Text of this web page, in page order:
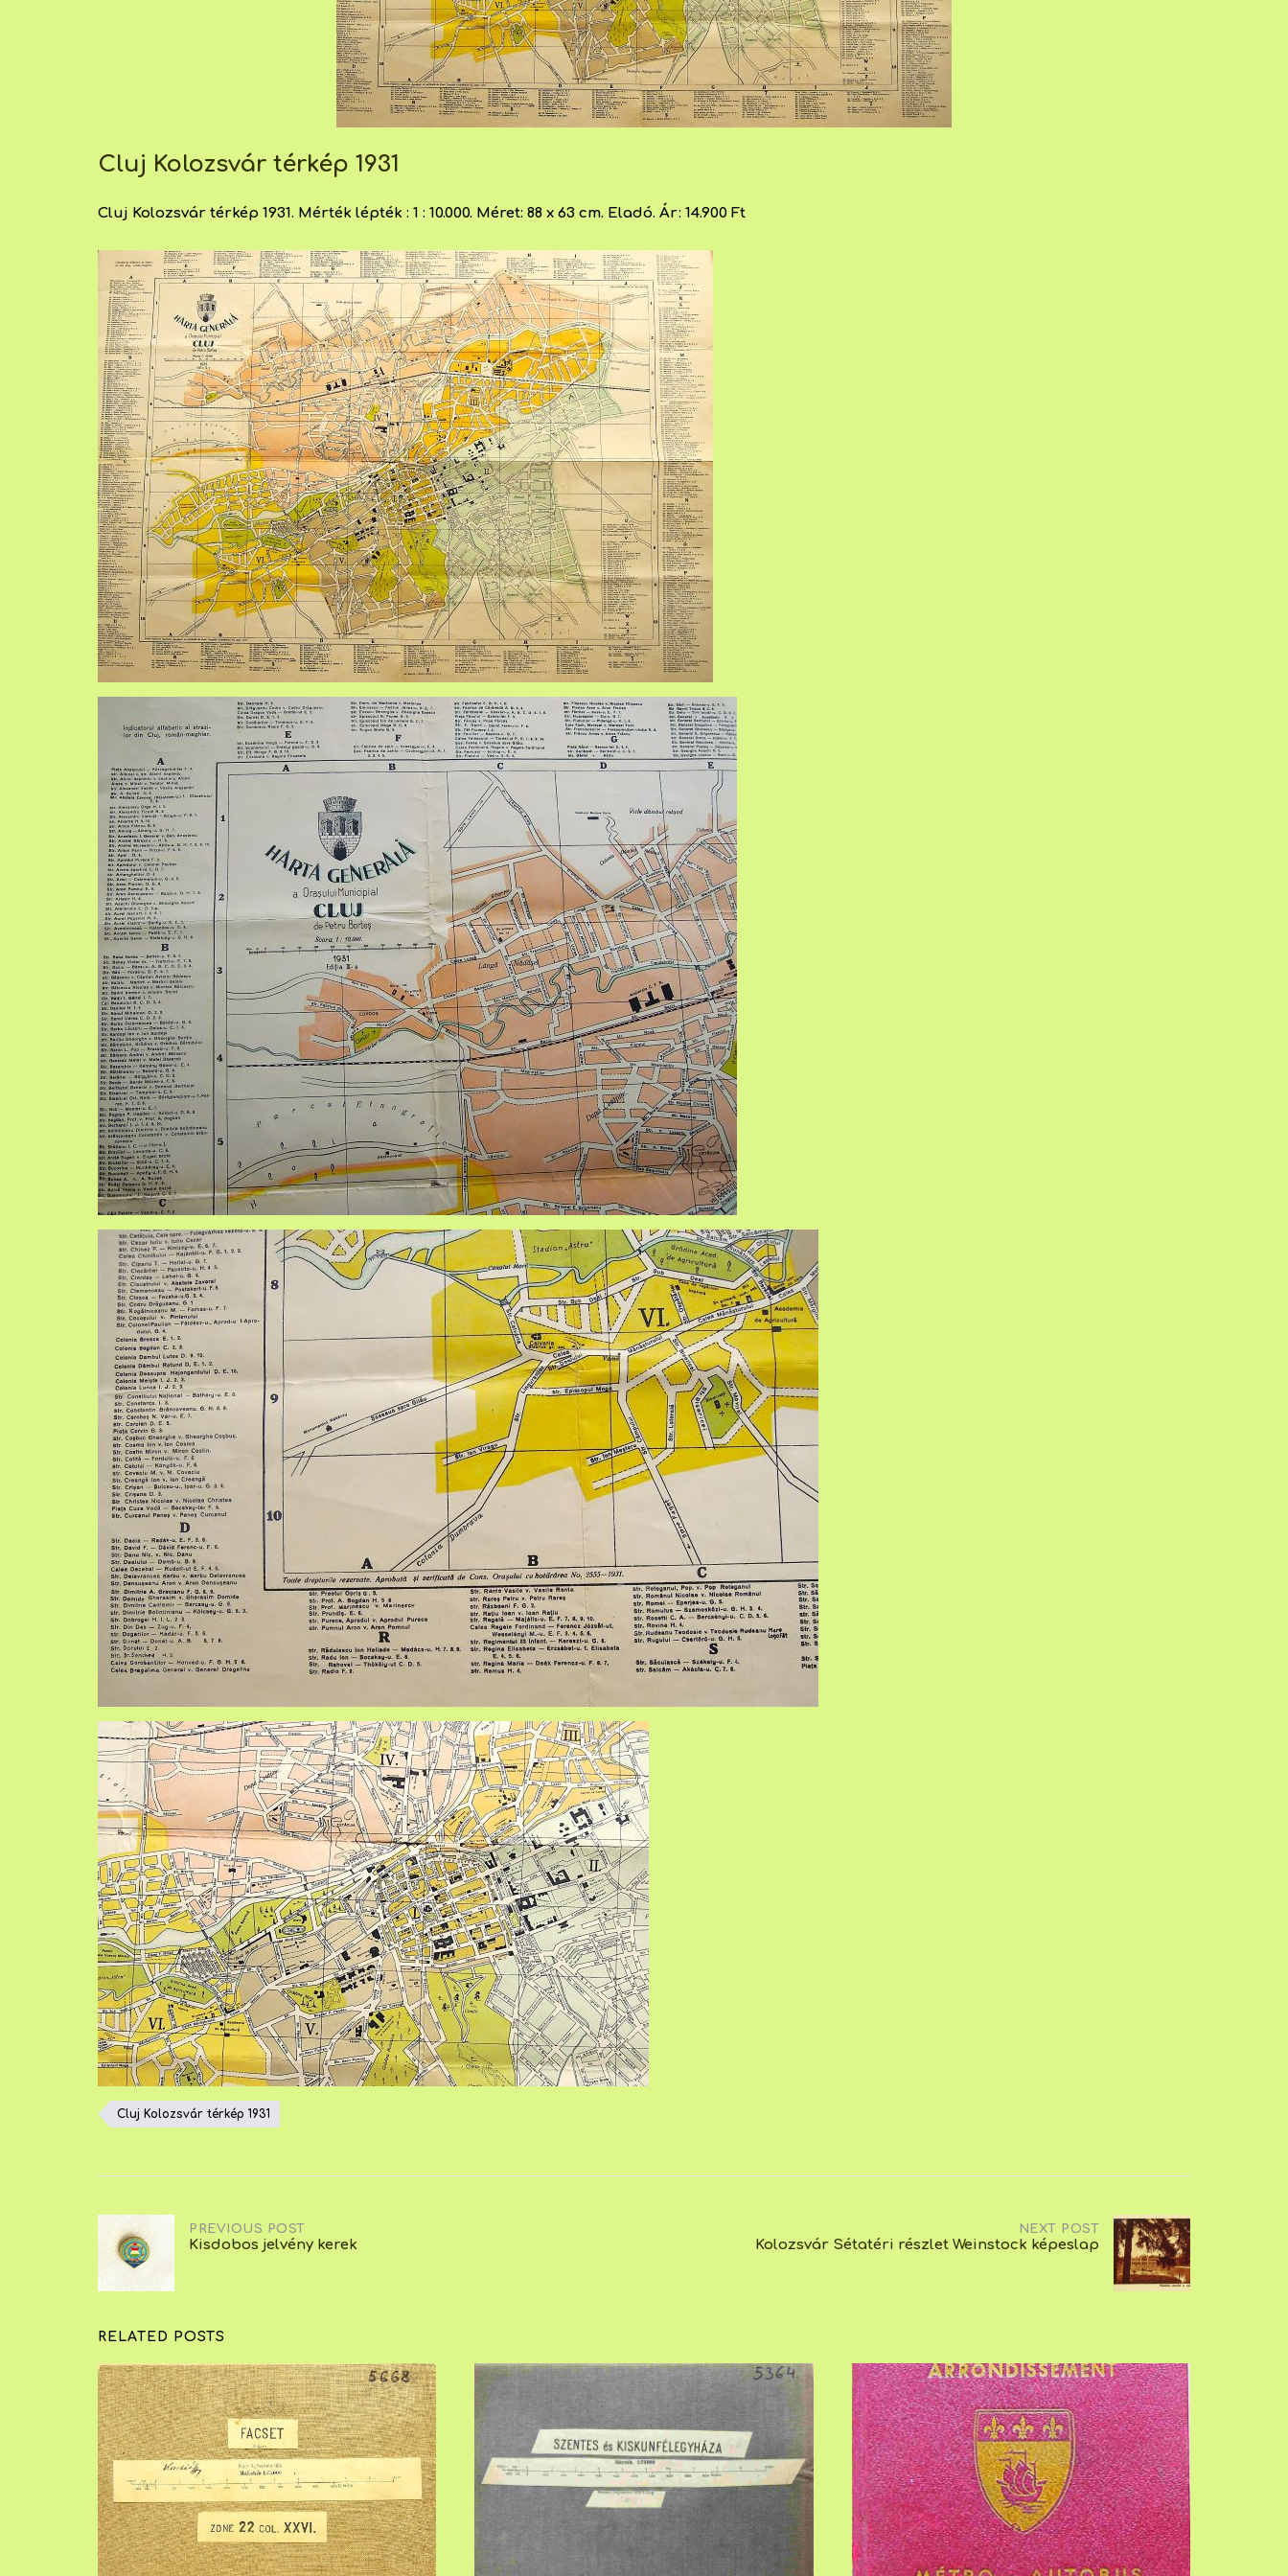
Cluj Kolozsvár térkép 1931
Cluj Kolozsvár térkép 1931. Mérték lépték : 1 : 10.000. Méret: 88 x 63 cm. Eladó. Ár: 14.900 Ft
Cluj Kolozsvár térkép 1931
Post
navigation
PREVIOUS POST
Kisdobos jelvény kerek
NEXT POST
Kolozsvár Sétatéri részlet Weinstock képeslap
RELATED POSTS